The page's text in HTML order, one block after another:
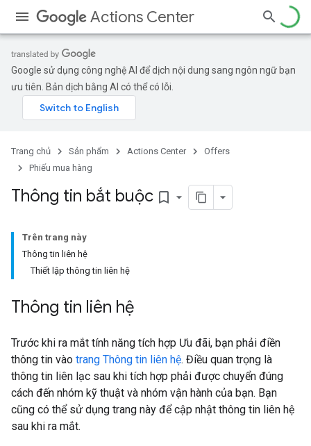
Actions Center
Google sử dụng công nghệ AI để dịch nội dung sang ngôn ngữ bạn
ưu tiên. Bản dịch bằng AI có thể có lỗi.
Trang chủ Sản phẩm Actions Center
Offers
Phiếu mua hàng
Thông tin bắt buộc bookmark_border
Trên trang này
Thông tin liên hệ
Thiết lập thông tin liên hệ
Thông tin liên hệ
Trước khi ra mắt tính năng tích hợp Ưu đãi, bạn phải điền
thông tin vào trang Thông tin liên hệ. Điều quan trọng là
thông tin liên lạc sau khi tích hợp phải được chuyển đúng
cách đến nhóm kỹ thuật và nhóm vận hành của bạn. Bạn
cũng có thể sử dụng trang này để cập nhật thông tin liên hệ
sau khi ra mắt.